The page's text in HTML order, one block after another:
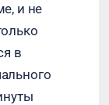
и не
в